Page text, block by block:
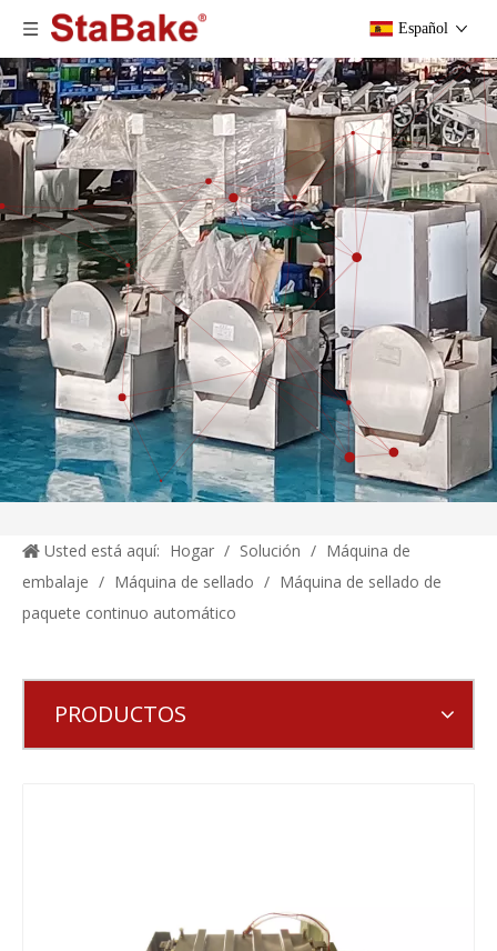
Español
Usted está aquí: Hogar / Solución / Máquina de
embalaje / Máquina de sellado / Máquina de sellado de
paquete continuo automático
PRODUCTOS